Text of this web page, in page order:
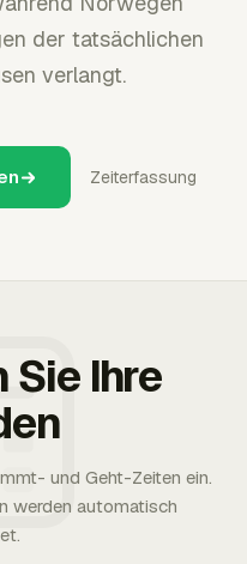
der tatsächlichen
verlangt.
Zeiterfassung
Sie Ihre
und Geht-Zeiten ein.
werden automatisch